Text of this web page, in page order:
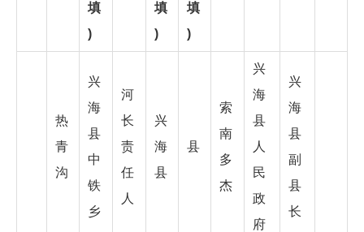
填
)
填
)
填
)
热
青
沟
兴
海
县
中
铁
乡
河
长
责
任
人
兴
海
县
县
索
南
多
杰
兴
海
县
人
民
政
府
兴
海
县
副
县
长